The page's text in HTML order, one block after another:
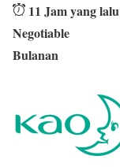
11 Jam yang lalu
Negotiable
Bulanan